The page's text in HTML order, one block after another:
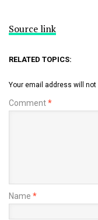
Source link
RELATED TOPICS:
Your email address will not
Comment*
Name *